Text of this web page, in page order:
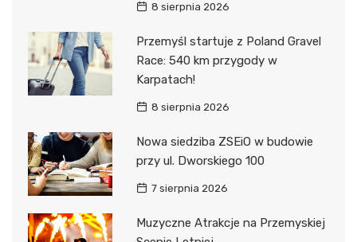
8 sierpnia 2026
Przemyśl startuje z Poland Gravel
Race: 540 km przygody w
Karpatach!
8 sierpnia 2026
Nowa siedziba ZSEiO w budowie
przy ul. Dworskiego 100
7 sierpnia 2026
Muzyczne Atrakcje na Przemyskiej